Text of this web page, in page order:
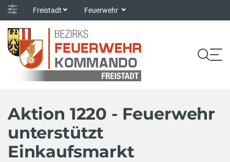
Freistadt Feuerwehr
Aktion 1220 - Feuerwehr
unterstützt
Einkaufsmarkt